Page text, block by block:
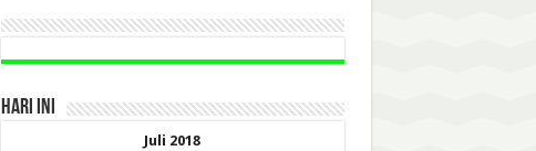
HARI INI
Juli 2018